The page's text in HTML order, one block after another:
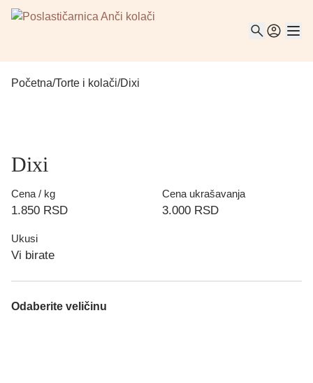
Početna/Torte i kolači/Dixi
Dixi
Cena / kg
1.850 RSD
Cena ukrašavanja
3.000 RSD
Ukusi
Vi birate
Odaberite veličinu